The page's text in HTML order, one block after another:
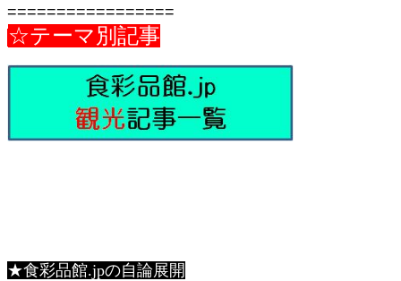
=================
☆テーマ別記事
★食彩品館.jpの自論展開